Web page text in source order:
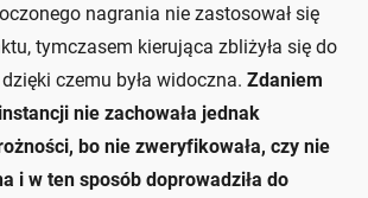
nagrania nie zastosował się
tymczasem kierująca zbliżyła się do
czemu była widoczna. Zdaniem
nie zachowała jednak
bo nie zweryfikowała, czy nie
i w ten sposób doprowadziła do